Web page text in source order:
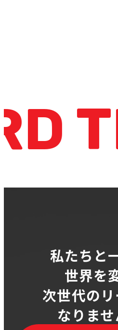
私たちと
世界を
次世代の
なりませ